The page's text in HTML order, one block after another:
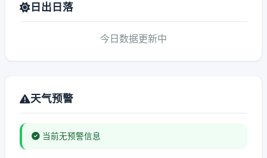
日出日落
今日数据更新中
天气预警
当前无预警信息